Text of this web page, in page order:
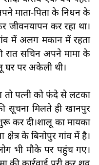
माता-पिता के निधन के
जीवनयापन कर रहा था।
में अलग मकान में रहता
रात सचिन अपने मामा के
घर पर अकेली थी।
तो पत्नी को फंदे से लटका
सूचना मिलते ही खानपुर
कर दी।शालू का मायका
के बिनोपुर गांव में है।
भी मौके पर पहुंच गए।